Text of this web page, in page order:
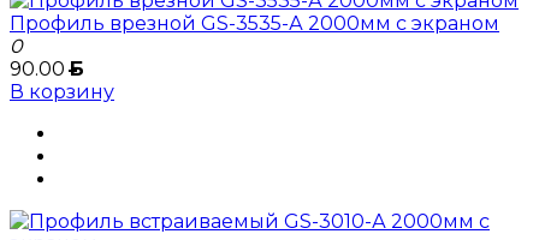
Профиль врезной GS-3535-А 2000мм с экраном
0
90.00Б
В корзину